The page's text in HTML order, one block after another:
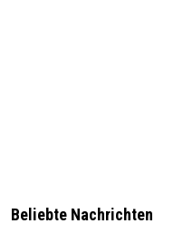
Beliebte Nachrichten